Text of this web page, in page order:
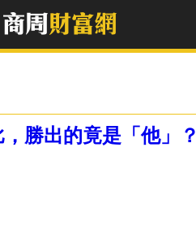
，勝出的竟是「他」？